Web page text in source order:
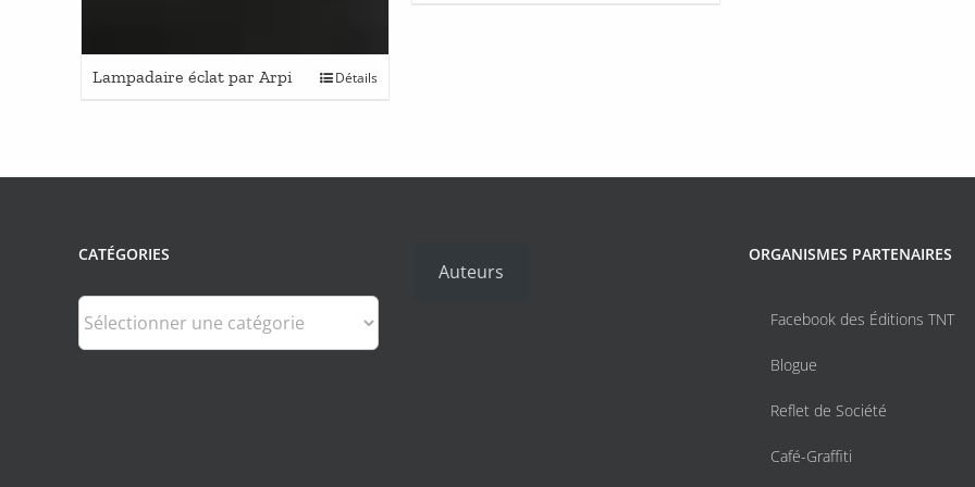
Lampadaire éclat par Arpi Détails
CATÉGORIES
Catégories
Auteurs
ORGANISMES PARTENAIRES
Facebook des Éditions TNT
Blogue
Reflet de Société
Café-Graffiti